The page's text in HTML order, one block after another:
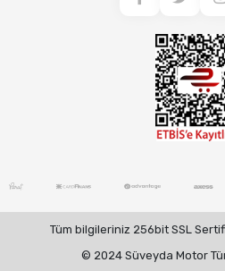
Tüm bilgileriniz 256bit SSL
© 2024 Süveyda Motor